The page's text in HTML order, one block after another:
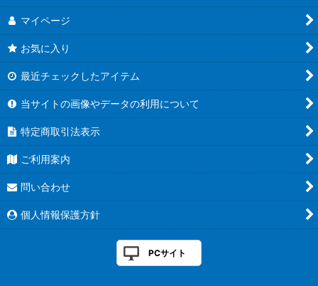
マイページ
お気に入り
最近チェックしたアイテム
当サイトの画像やデータの利用について
特定商取引法表示
ご利用案内
問い合わせ
個人情報保護方針
PCサイト